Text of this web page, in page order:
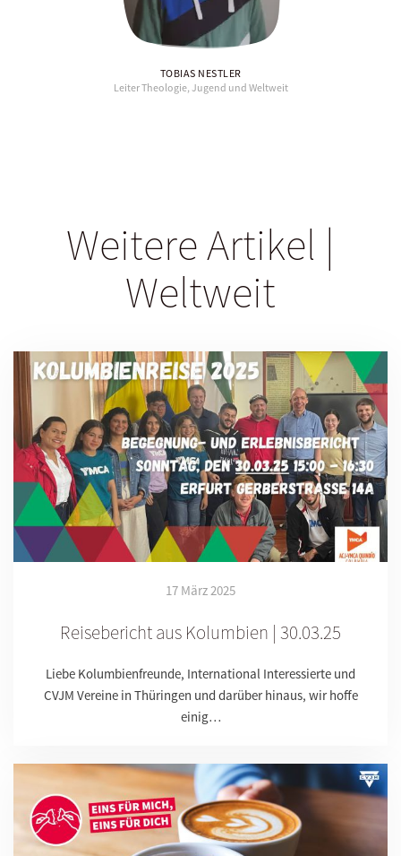
TOBIAS NESTLER
Leiter Theologie, Jugend und Weltweit
Weitere Artikel |
Weltweit
17 März 2025
Reisebericht aus Kolumbien | 30.03.25
Liebe Kolumbienfreunde, International Interessierte und
CVJM Vereine in Thüringen und darüber hinaus, wir hoffe
einig…